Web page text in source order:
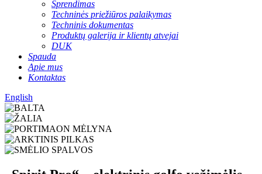
Sprendimas
Techninės priežiūros palaikymas
Techninis dokumentas
Produktų galerija ir klientų atvejai
DUK
Spauda
Apie mus
Kontaktas
English